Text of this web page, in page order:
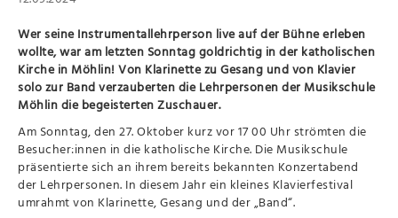
Wer seine Instrumentallehrperson live auf der Bühne erleben
wollte, war am letzten Sonntag goldrichtig in der katholischen
Kirche in Möhlin! Von Klarinette zu Gesang und von Klavier
solo zur Band verzauberten die Lehrpersonen der Musikschule
Möhlin die begeisterten Zuschauer.
Am Sonntag, den 27. Oktober kurz vor 17 00 Uhr strömten die
Besucher:innen in die katholische Kirche. Die Musikschule
präsentierte sich an ihrem bereits bekannten Konzertabend
der Lehrpersonen. In diesem Jahr ein kleines Klavierfestival
umrahmt von Klarinette, Gesang und der „Band“.